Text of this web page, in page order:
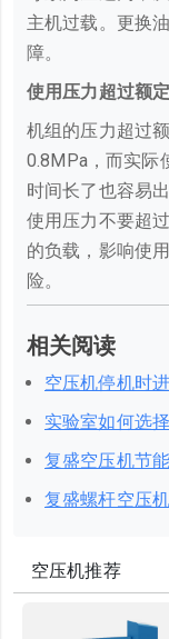
主机过载。更换
障。
使用压力超过额
机组的压力超过
0.8MPa，而实际
时间长了也容易
使用压力不要超
的负载，影响使
险。
相关阅读
空压机停机时
实验室如何选
复盛空压机节
复盛螺杆空压
空压机推荐